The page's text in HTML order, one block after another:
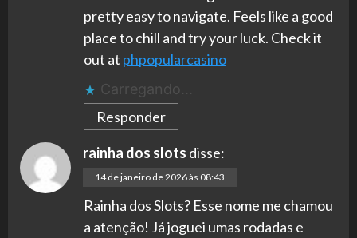
pretty easy to navigate. Feels like a good
place to chill and try your luck. Check it
out at phpopularcasino
Carregando...
Responder
rainha dos slots disse:
14 de janeiro de 2026 às 08:43
Rainha dos Slots? Esse nome me chamou
a atenção! Já joguei umas rodadas e